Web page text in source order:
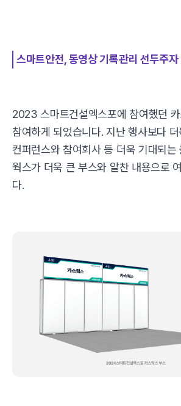
스마트안전, 동영상 기록관리 선두주자
2023 스마트건설엑스포에 참여했던
참여하게 되었습니다. 지난 행사보다
컨퍼런스와 참여회사 등 더욱 기대되는
웍스가 더욱 큰 부스와 알찬 내용으로
다.